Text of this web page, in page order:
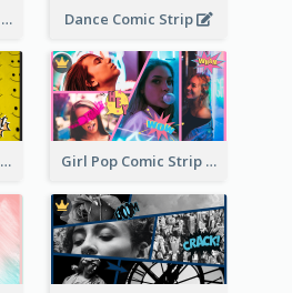
Colorful Comic Strip Dance Comic Strip
Happy Yellow Comic Strip Girl Pop Comic Strip